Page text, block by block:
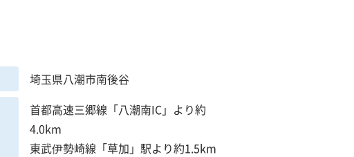
埼玉県八潮市南後谷
首都高速三郷線「八潮南IC」より約
4.0km
東武伊勢崎線「草加」駅より約1.5km